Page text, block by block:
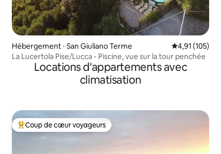
Hébergement ⋅ San Giuliano Terme Évaluation
4,91 (105)
La Lucertola Pise/Lucca - Piscine, vue sur la tour penchée
Locations d'appartements avec
climatisation
Coups de cœur voyageurs les plus appréciés
Coup de cœur voyageurs